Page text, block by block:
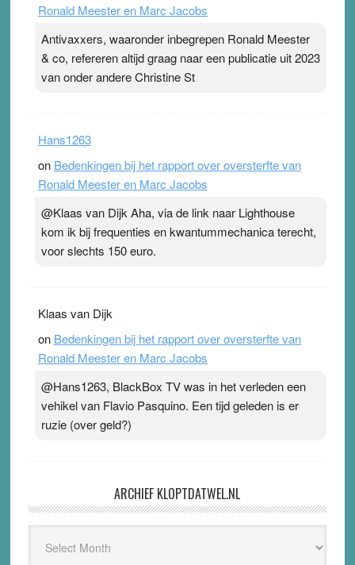
Ronald Meester en Marc Jacobs
Antivaxxers, waaronder inbegrepen Ronald Meester
& co, refereren altijd graag naar een publicatie uit 2023
van onder andere Christine St
Hans1263
on Bedenkingen bij het rapport over oversterfte van
Ronald Meester en Marc Jacobs
@Klaas van Dijk Aha, via de link naar Lighthouse
kom ik bij frequenties en kwantummechanica terecht,
voor slechts 150 euro.
Klaas van Dijk
on Bedenkingen bij het rapport over oversterfte van
Ronald Meester en Marc Jacobs
@Hans1263, BlackBox TV was in het verleden een
vehikel van Flavio Pasquino. Een tijd geleden is er
ruzie (over geld?)
ARCHIEF KLOPTDATWEL.NL
Kloptdatwel.nl